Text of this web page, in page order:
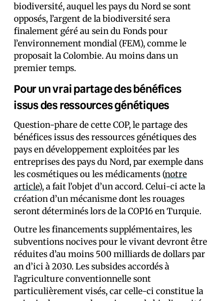
biodiversité, auquel les pays du Nord se sont
opposés, l’argent de la biodiversité sera
finalement géré au sein du Fonds pour
l’environnement mondial (FEM), comme le
proposait la Colombie. Au moins dans un
premier temps.
Pour un vrai partage des bénéfices
issus des ressources génétiques
Question-phare de cette COP, le partage des
bénéfices issus des ressources génétiques des
pays en développement exploitées par les
entreprises des pays du Nord, par exemple dans
les cosmétiques ou les médicaments (notre
article), a fait l’objet d’un accord. Celui-ci acte la
création d’un mécanisme dont les rouages
seront déterminés lors de la COP16 en Turquie.
Outre les financements supplémentaires, les
subventions nocives pour le vivant devront être
réduites d’au moins 500 milliards de dollars par
an d’ici à 2030. Les subsides accordés à
l’agriculture conventionnelle sont
particulièrement visés, car celle-ci constitue la